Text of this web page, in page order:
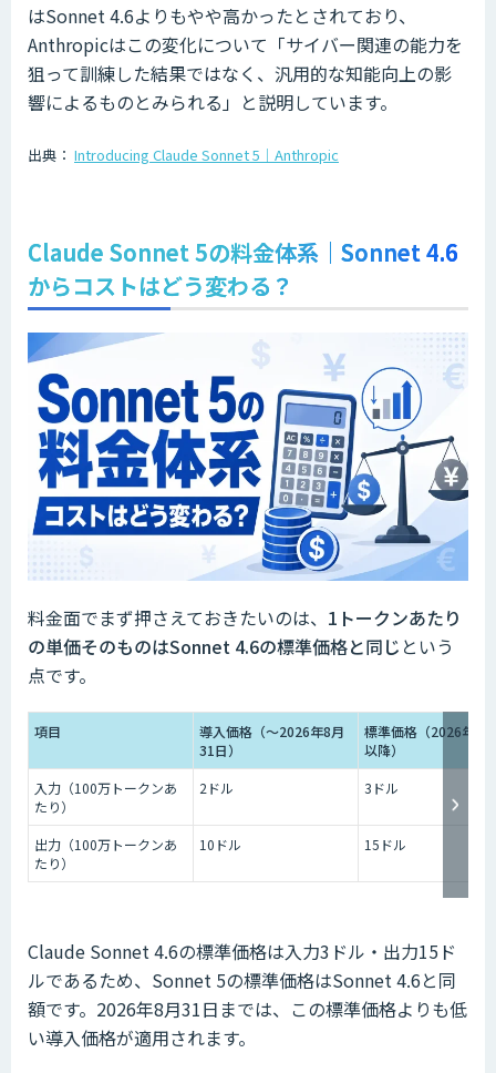
はSonnet 4.6よりもやや高かったとされており、
Anthropicはこの変化について「サイバー関連の能力を
狙って訓練した結果ではなく、汎用的な知能向上の影
響によるものとみられる」と説明しています。
出典： Introducing Claude Sonnet 5｜Anthropic
Claude Sonnet 5の料金体系｜Sonnet 4.6
からコストはどう変わる？
料金面でまず押さえておきたいのは、 1トークンあたり
の単価そのものはSonnet 4.6の標準価格と同じ という
点です。
項目
導入価格（〜2026年8月
31日）
標準価格（2026年9
以降）
入力（100万トークンあ
たり）
2ドル 3ドル
出力（100万トークンあ
たり）
10ドル 15ドル
Claude Sonnet 4.6の標準価格は入力3ドル・出力15ド
ルであるため、Sonnet 5の標準価格はSonnet 4.6と同
額です。2026年8月31日までは、この標準価格よりも低
い導入価格が適用されます。